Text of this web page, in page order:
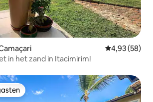
Gemiddelde
4,93 (58)
in het zand in Itacimirim!